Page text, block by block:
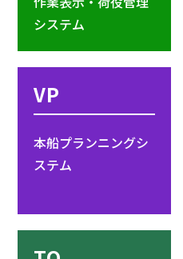
システム
VP
本船プランニングシ
ステム